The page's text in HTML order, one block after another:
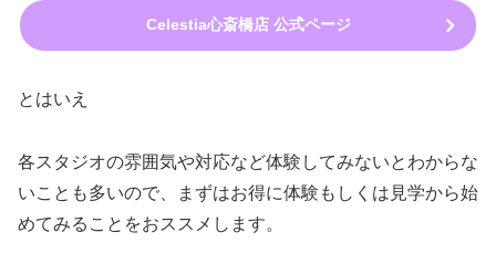
Celestia心斎橋店 公式ページ
とはいえ
各スタジオの雰囲気や対応など体験してみないとわからな
いことも多いので、まずはお得に体験もしくは見学から始
めてみることをおススメします。